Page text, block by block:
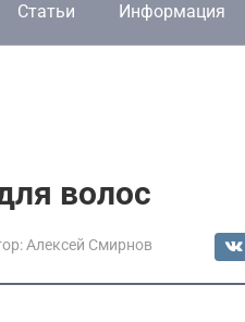
Статьи Информация
волос
Алексей Смирнов